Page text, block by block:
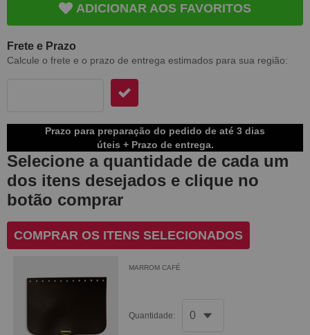
ADICIONAR AOS FAVORITOS
Frete e Prazo
Calcule o frete e o prazo de entrega estimados para sua região:
Prazo para preparação do pedido de até 3 dias
úteis + Prazo de entrega.
Selecione a quantidade de cada um
dos itens desejados e clique no
botão comprar
COMPRAR OS ITENS SELECIONADOS
MARROM CAFÉ
Quantidade: